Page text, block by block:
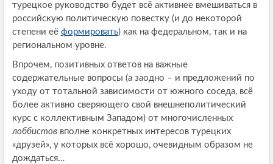
турецкое руководство будет всё активнее вмешиваться в
российскую политическую повестку (и до некоторой
степени её формировать) как на федеральном, так и на
региональном уровне.
Впрочем, позитивных ответов на важные
содержательные вопросы (а заодно – и предложений по
уходу от тотальной зависимости от южного соседа, всё
более активно сверяющего свой внешнеполитический
курс с коллективным Западом) от многочисленных
лоббистов вполне конкретных интересов турецких
«друзей», у которых всё хорошо, очевидным образом не
дождаться…